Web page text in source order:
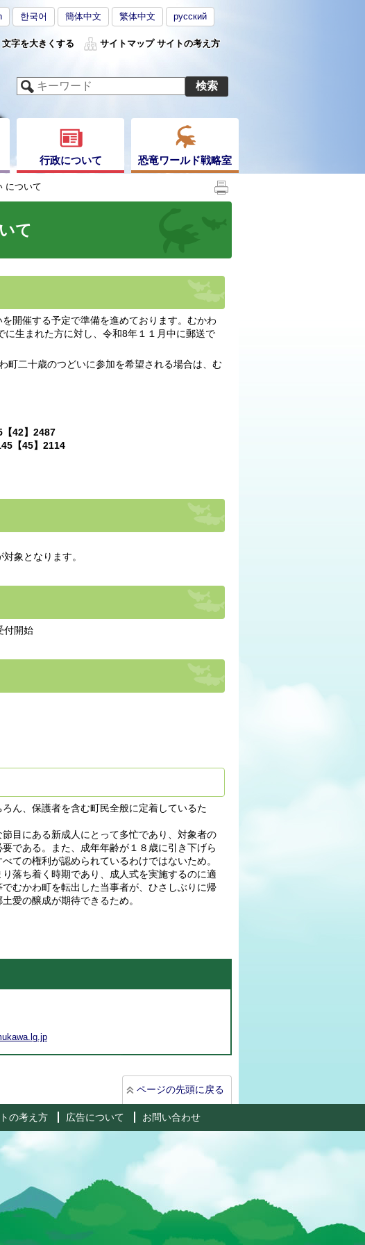
한국어 簡体中文 繁体中文 русский
文字を大きくする サイトマップ サイトの考え方
行政について 恐竜ワールド戦略室
について
て
開催する予定で準備を進めております。むかわ
生まれた方に対し、令和8年１１月中に郵送で
二十歳のつどいに参加を希望される場合は、む
42】2487
【45】2114
象となります。
付開始
ん、保護者を含む町民全般に定着しているた
目にある新成人にとって多忙であり、対象者の
である。また、成年年齢が１８歳に引き下げら
ての権利が認められているわけではないため。
落ち着く時期であり、成人式を実施するのに適
むかわ町を転出した当事者が、ひさしぶりに帰
愛の醸成が期待できるため。
ページの先頭に戻る
の考え方 広告について お問い合わせ